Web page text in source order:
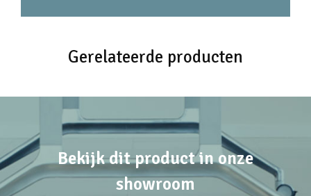
Gerelateerde producten
Bekijk dit product in onze
showroom